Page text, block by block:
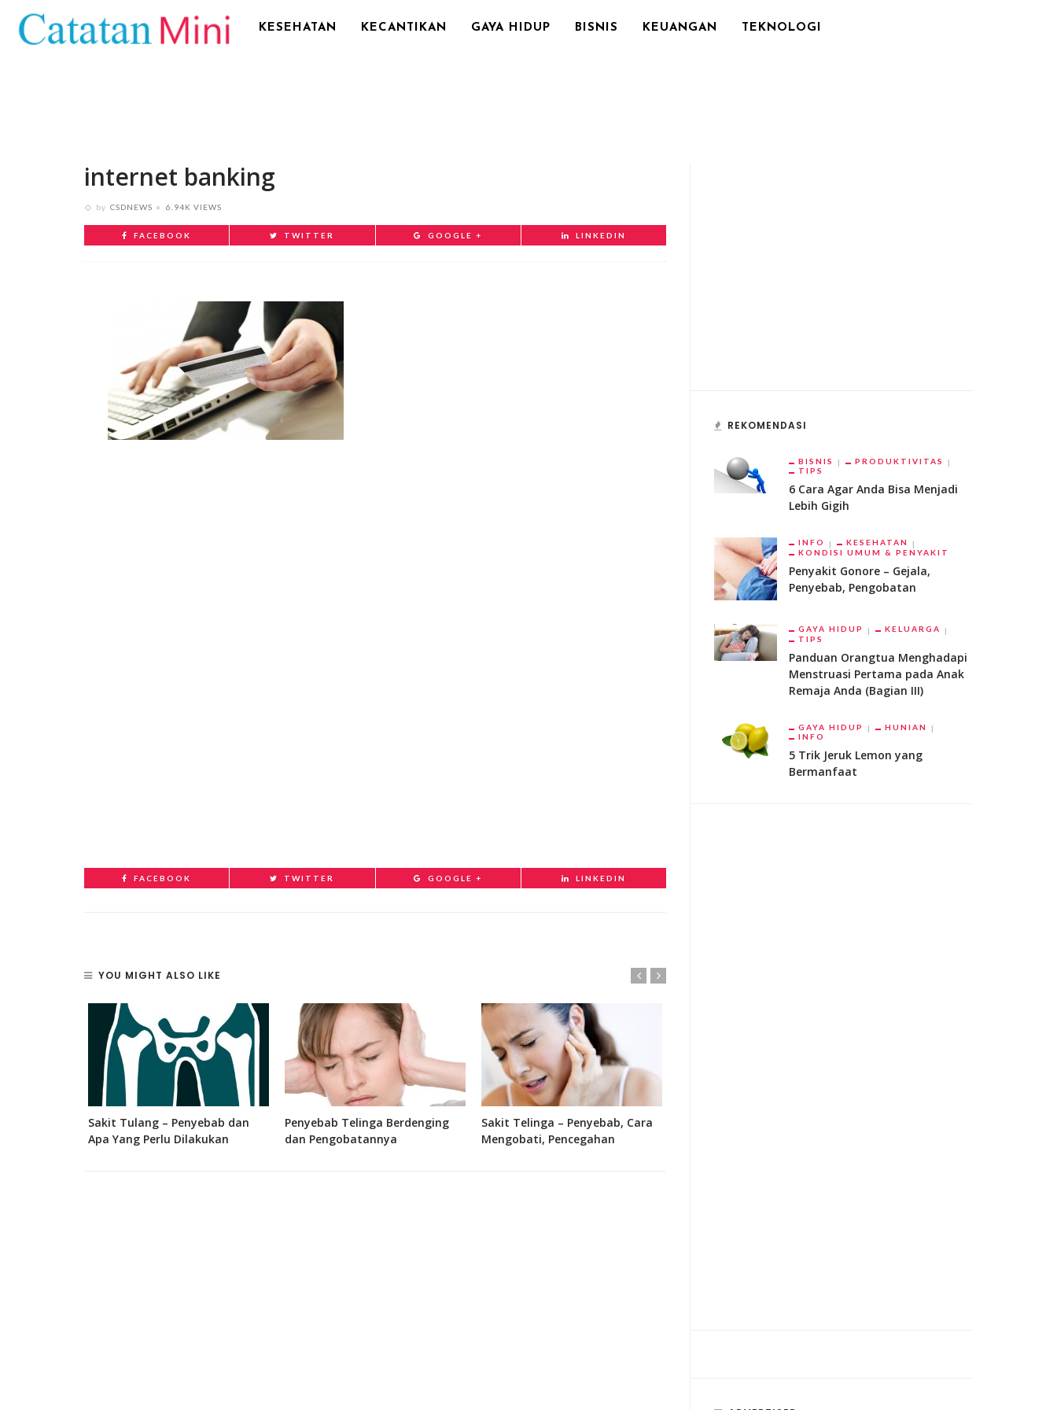
KESEHATAN KECANTIKAN GAYA HIDUP BISNIS KEUANGAN TEKNOLOGI
internet banking
by CSDNEWS 6.94K VIEWS
FACEBOOK TWITTER GOOGLE + LINKEDIN
FACEBOOK TWITTER GOOGLE + LINKEDIN
YOU MIGHT ALSO LIKE
Sakit Tulang – Penyebab dan
Apa Yang Perlu Dilakukan
Penyebab Telinga Berdenging
dan Pengobatannya
Sakit Telinga – Penyebab, Cara
Mengobati, Pencegahan
REKOMENDASI
BISNIS
PRODUKTIVITAS
TIPS
6 Cara Agar Anda Bisa Menjadi
Lebih Gigih
INFO
KESEHATAN
KONDISI UMUM & PENYAKIT
Penyakit Gonore – Gejala,
Penyebab, Pengobatan
GAYA HIDUP
KELUARGA
TIPS
Panduan Orangtua Menghadapi
Menstruasi Pertama pada Anak
Remaja Anda (Bagian III)
GAYA HIDUP
HUNIAN
INFO
5 Trik Jeruk Lemon yang
Bermanfaat